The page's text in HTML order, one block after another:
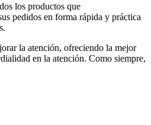
los productos que
pedidos en forma rápida y práctica
la atención, ofreciendo la mejor
en la atención. Como siempre,